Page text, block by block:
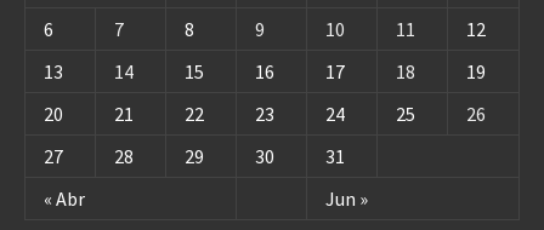
« Abr Jun »
6
7 8 9 10 11
12
13
14 15 16 17 18
19
20
21 22 23 24 25
26
27
28 29 30 31